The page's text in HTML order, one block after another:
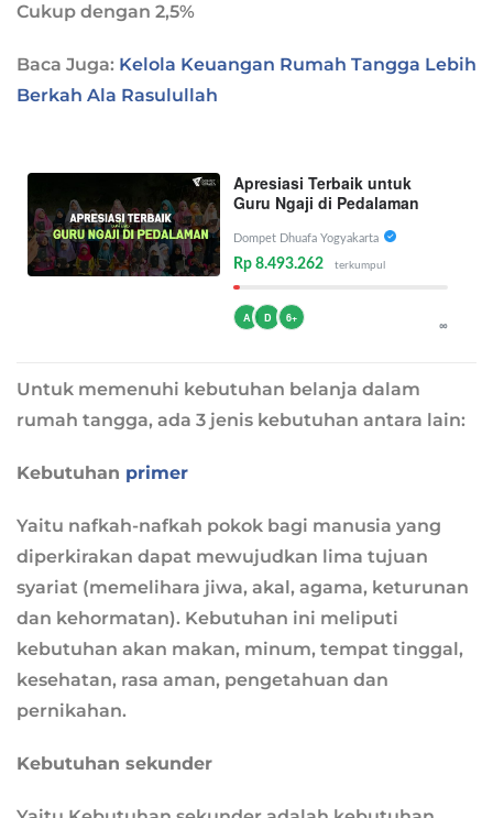
Cukup dengan 2,5%
Baca Juga: Kelola Keuangan Rumah Tangga Lebih
Berkah Ala Rasulullah
Apresiasi Terbaik untuk
Guru Ngaji di Pedalaman
Dompet Dhuafa Yogyakarta
Rp 8.493.262 terkumpul
A D 6+ ∞
Untuk memenuhi kebutuhan belanja dalam
rumah tangga, ada 3 jenis kebutuhan antara lain:
Kebutuhan primer
Yaitu nafkah-nafkah pokok bagi manusia yang
diperkirakan dapat mewujudkan lima tujuan
syariat (memelihara jiwa, akal, agama, keturunan
dan kehormatan). Kebutuhan ini meliputi
kebutuhan akan makan, minum, tempat tinggal,
kesehatan, rasa aman, pengetahuan dan
pernikahan.
Kebutuhan sekunder